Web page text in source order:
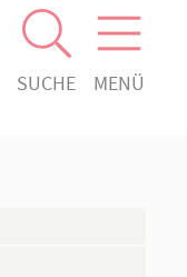
SUCHE MENÜ